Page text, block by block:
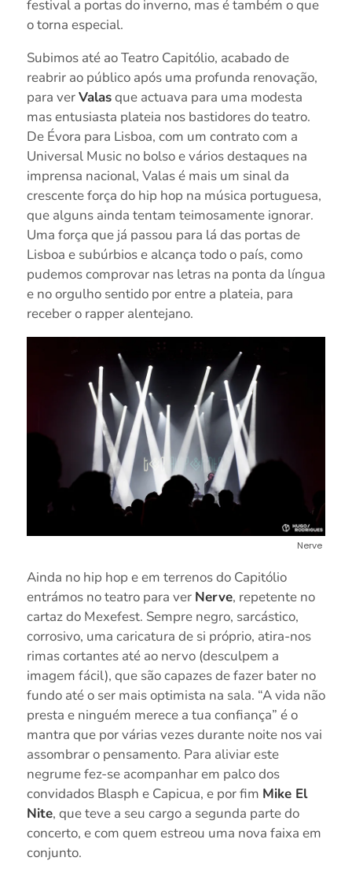
festival a portas do inverno, mas é também o que
o torna especial.
Subimos até ao Teatro Capitólio, acabado de
reabrir ao público após uma profunda renovação,
para verValasque actuava para uma modesta
mas entusiasta plateia nos bastidores do teatro.
De Évora para Lisboa, com um contrato com a
Universal Music no bolso e vários destaques na
imprensa nacional, Valas é mais um sinal da
crescente força do hip hop na música portuguesa,
que alguns ainda tentam teimosamente ignorar.
Uma força que já passou para lá das portas de
Lisboa e subúrbios e alcança todo o país, como
pudemos comprovar nas letras na ponta da língua
e no orgulho sentido por entre a plateia, para
receber o rapper alentejano.
Nerve
Ainda no hip hop e em terrenos do Capitólio
entrámos no teatro para ver Nerve, repetente no
cartaz do Mexefest. Sempre negro, sarcástico,
corrosivo, uma caricatura de si próprio, atira-nos
rimas cortantes até ao nervo (desculpem a
imagem fácil), que são capazes de fazer bater no
fundo até o ser mais optimista na sala. “A vida não
presta e ninguém merece a tua confiança” é o
mantra que por várias vezes durante noite nos vai
assombrar o pensamento. Para aliviar este
negrume fez-se acompanhar em palco dos
convidados Blasph e Capicua, e por fim Mike El
Nite, que teve a seu cargo a segunda parte do
concerto, e com quem estreou uma nova faixa em
conjunto.